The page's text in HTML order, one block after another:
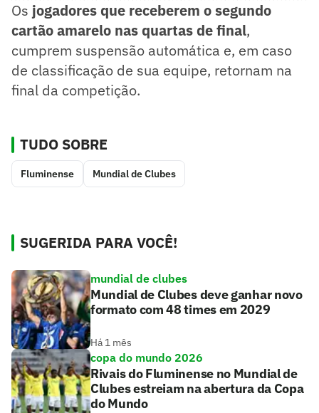
Os jogadores que receberem o segundo
cartão amarelo nas quartas de final,
cumprem suspensão automática e, em caso
de classificação de sua equipe, retornam na
final da competição.
TUDO SOBRE
Fluminense Mundial de Clubes
SUGERIDA PARA VOCÊ!
mundial de clubes
Mundial de Clubes deve ganhar novo
formato com 48 times em 2029
Há 1 mês
copa do mundo 2026
Rivais do Fluminense no Mundial de
Clubes estreiam na abertura da Copa
do Mundo